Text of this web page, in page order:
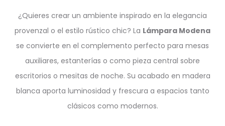
¿Quieres crear un ambiente inspirado en la elegancia
provenzal o el estilo rústico chic? La Lámpara Modena
se convierte en el complemento perfecto para mesas
auxiliares, estanterías o como pieza central sobre
escritorios o mesitas de noche. Su acabado en madera
blanca aporta luminosidad y frescura a espacios tanto
clásicos como modernos.